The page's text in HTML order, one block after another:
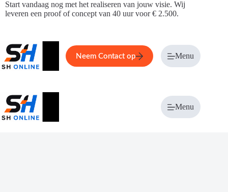
Ga
naar
Start vandaag nog met het realiseren van jouw visie. Wij
leveren een proof of concept van 40 uur voor € 2.500.
Home Service Over ons
Neem Contact op Menu
Menu